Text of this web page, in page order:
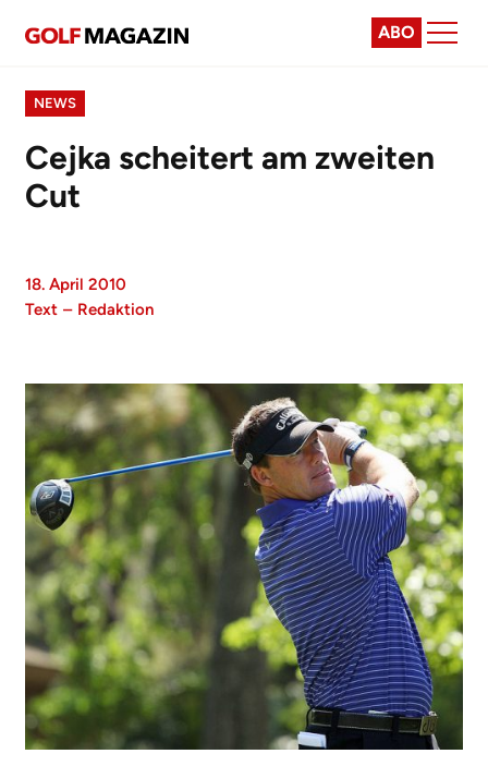
ABO
NEWS
Cejka scheitert am zweiten
Cut
18. April 2010
Text – Redaktion